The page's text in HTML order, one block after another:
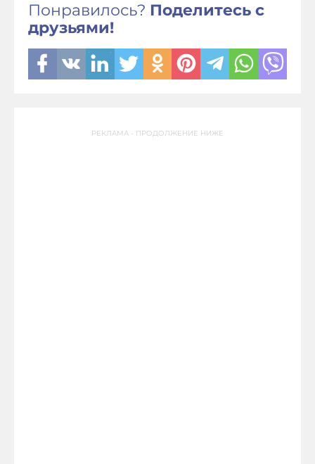
Понравилось? Поделитесь с
друзьями!
РЕКЛАМА - ПРОДОЛЖЕНИЕ НИЖЕ